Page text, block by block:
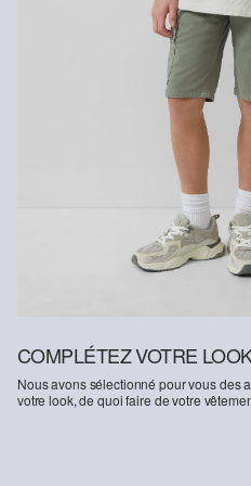
engageons à utiliser des fibres
renouvelables. Leurs matières
manière à économiser les
Soutien à Better Cotton : En
vous soutenez notre engagement
Cotton consistant à aider des
prospérer, tout en protégeant et
Cotton soutient les communautés
écologique et économique en
agricultrices aux méthodes de
issu d’un système de bilan
d`informations à ce sujet sur
COMPLÉTEZ VOTRE
Nous avons sélectionné pour vous des
votre look, de quoi faire de votre